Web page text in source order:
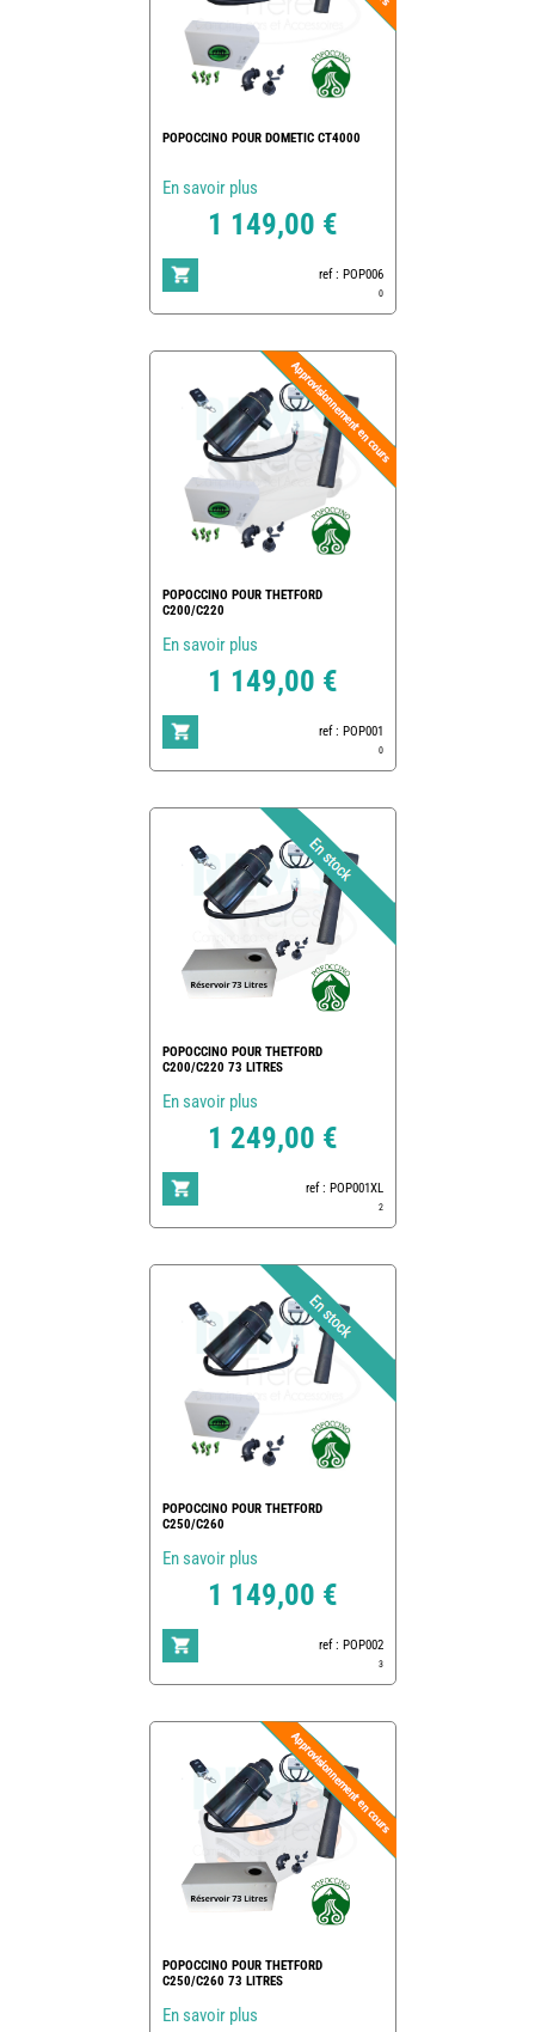
POPOCCINO POUR DOMETIC CT4000
En savoir plus
1 149,00 €
ref : POP006
0
POPOCCINO POUR THETFORD
C200/C220
En savoir plus
1 149,00 €
ref : POP001
0
POPOCCINO POUR THETFORD
C200/C220 73 LITRES
En savoir plus
1 249,00 €
ref : POP001XL
2
POPOCCINO POUR THETFORD
C250/C260
En savoir plus
1 149,00 €
ref : POP002
3
POPOCCINO POUR THETFORD
C250/C260 73 LITRES
En savoir plus